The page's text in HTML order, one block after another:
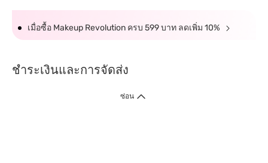
เมื่อซื้อ Makeup Revolution ครบ 599 บาท ลดเพิ่ม 10%
ชำระเงินและการจัดส่ง
ซ่อน